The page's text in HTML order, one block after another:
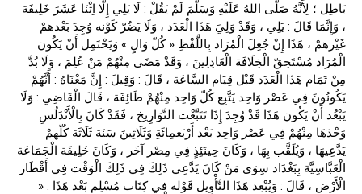
بَاطِل ؛ لِأَنَّهُ صَلَّى اللهُ عَلَيْهِ وَسَلَّمَ لَمْ يَقُلْ : لَا يَلِي إِلَّا اِثْنَا عَشَرَ خَلِيفَة
، وَإِنَّمَا قَالَ : يَلِي ، وَقَدْ وَلِيَ هَذَا الْعَدَد ، وَلَا يَضُرّ كَوْنه وُجِدَ بَعْدهمْ
غَيْرهمْ ، هَذَا إِنْ جُعِلَ الْمُرَاد بِاللَّفْظِ « كُلّ وَالٍ » وَيَحْتَمِل أَنْ يَكُون
الْمُرَاد مُسْتَحِقّ الْخِلَافَة الْعَادِلِينَ ، وَقَدْ مَضَى مِنْهُمْ مَنْ عُلِمَ ، وَلَا بُدَّ
مِنْ تَمَام هَذَا الْعَدَد قَبْل قِيَام السَّاعَة ، قَالَ : وَقِيلَ : إِنَّ مَعْنَاهُ : أَنَّهُمْ
يَكُونُونَ فِي عَصْر وَاحِد يَتَّبِع كُلّ وَاحِد مِنْهُمْ طَائِفَة ، قَالَ الْقَاضِي : وَلَا
يَبْعُد أَنْ يَكُون هَذَا قَدْ وُجِدَ إِذَا تَتَبَّعْت التَّوَارِيخ ، فَقَدْ كَانَ بِالْأَنْدَلُسِ
وَحْدَهَا مِنْهُمْ فِي عَصْر وَاحِد بَعْد أَرْبَعمِائَةِ وَثَلَاثِينَ سَنَة ثَلَاثَة كُلّهمْ
يَدَّعِيهَا ، وَيُلَقَّب بِهَا ، وَكَانَ حِينَئِذٍ فِي مِصْر آخَر ، وَكَانَ خَلِيفَة الْجَمَاعَة
الْعَبَّاسِيَّة بِبَغْدَاد سِوَى مَنْ كَانَ يَدَّعِي ذَلِكَ فِي ذَلِكَ الْوَقْت فِي أَقْطَار
الْأَرْض ، قَالَ : وَيُبْعِد هَذَا التَّأْوِيل قَوْله فِي كِتَاب مُسْلِم بَعْد هَذَا : «